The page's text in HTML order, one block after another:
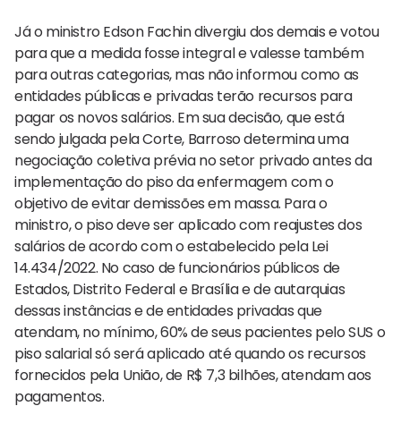
Já o ministro Edson Fachin divergiu dos demais e votou
para que a medida fosse integral e valesse também
para outras categorias, mas não informou como as
entidades públicas e privadas terão recursos para
pagar os novos salários. Em sua decisão, que está
sendo julgada pela Corte, Barroso determina uma
negociação coletiva prévia no setor privado antes da
implementação do piso da enfermagem com o
objetivo de evitar demissões em massa. Para o
ministro, o piso deve ser aplicado com reajustes dos
salários de acordo com o estabelecido pela Lei
14.434/2022. No caso de funcionários públicos de
Estados, Distrito Federal e Brasília e de autarquias
dessas instâncias e de entidades privadas que
atendam, no mínimo, 60% de seus pacientes pelo SUS o
piso salarial só será aplicado até quando os recursos
fornecidos pela União, de R$ 7,3 bilhões, atendam aos
pagamentos.